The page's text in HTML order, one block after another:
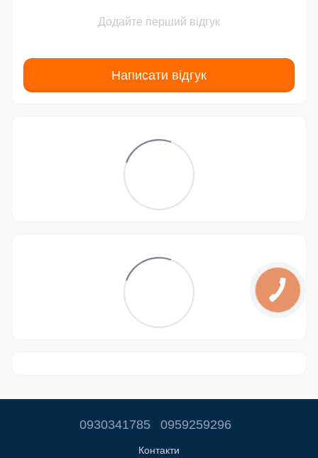
Додайте перший відгук
Написати відгук
0930341785 0959259296
Контакти